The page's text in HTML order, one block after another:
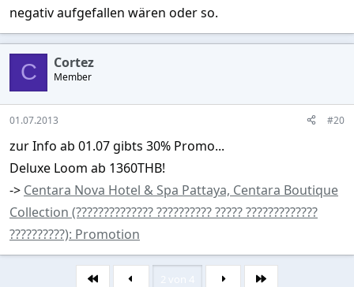
negativ aufgefallen wären oder so.
C Cortez
Member
01.07.2013 #20
zur Info ab 01.07 gibts 30% Promo...
Deluxe Loom ab 1360THB!
-> Centara Nova Hotel & Spa Pattaya, Centara Boutique
Collection (?????????????? ?????????? ????? ?????????????
??????????): Promotion